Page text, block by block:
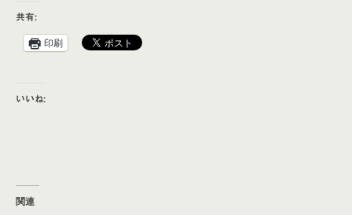
共有:
印刷
いいね:
関連